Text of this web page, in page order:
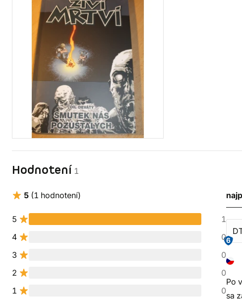
Hodnotení 1
5 (1 hodnotení)
5
1
4
0
3
0
2
0
1
0
6
Po
sa